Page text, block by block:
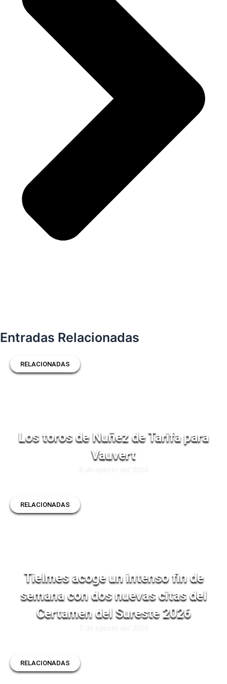
Entradas Relacionadas
RELACIONADAS
Los toros de Nuñez de Tarifa para
Vauvert
RELACIONADAS
Tielmes acoge un intenso fin de
semana con dos nuevas citas del
Certamen del Sureste 2026
RELACIONADAS